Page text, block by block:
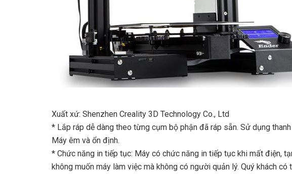
Xuất xứ: Shenzhen Creality 3D Technology Co., Ltd
* Lắp ráp dễ dàng theo từng cụm bộ phận đã ráp sẵn. Sử dụng
Máy êm và ổn định.
* Chức năng in tiếp tục: Máy có chức năng in tiếp tục khi mất điện,
không muốn máy làm việc mà không có người quản lý. Quý khách